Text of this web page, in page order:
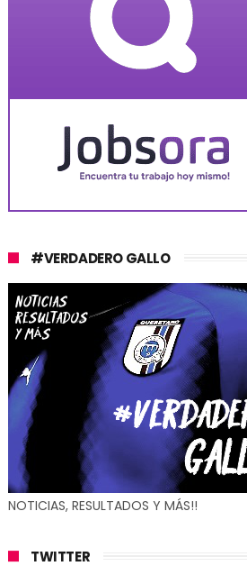
#VERDADERO GALLO
NOTICIAS, RESULTADOS Y MÁS!!
TWITTER